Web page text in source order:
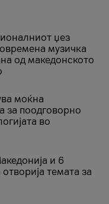
џез
музичка
од македонското
моќна
за поодговорно
во
и 6
темата за